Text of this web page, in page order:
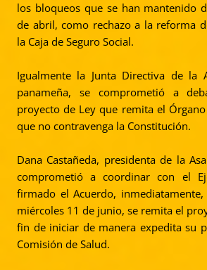
los bloqueos que se han mantenido
de abril, como rechazo a la reforma
la Caja de Seguro Social.
Igualmente la Junta Directiva de la
panameña, se comprometió a
proyecto de Ley que remita el
que no contravenga la Constitución.
Dana Castañeda, presidenta de la
comprometió a coordinar con el
firmado el Acuerdo,
miércoles 11 de junio, se remita el
fin de iniciar de manera expedita su
Comisión de Salud.